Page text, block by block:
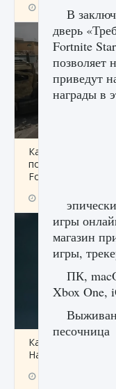
Как исправить
Force Hawk Ops
Как проверить
Hawk Ops
В
дверь
Fortnite
позволяет
приведут
награды в
игры
магазин
игры,
ПК,
Xbox One,
песочница